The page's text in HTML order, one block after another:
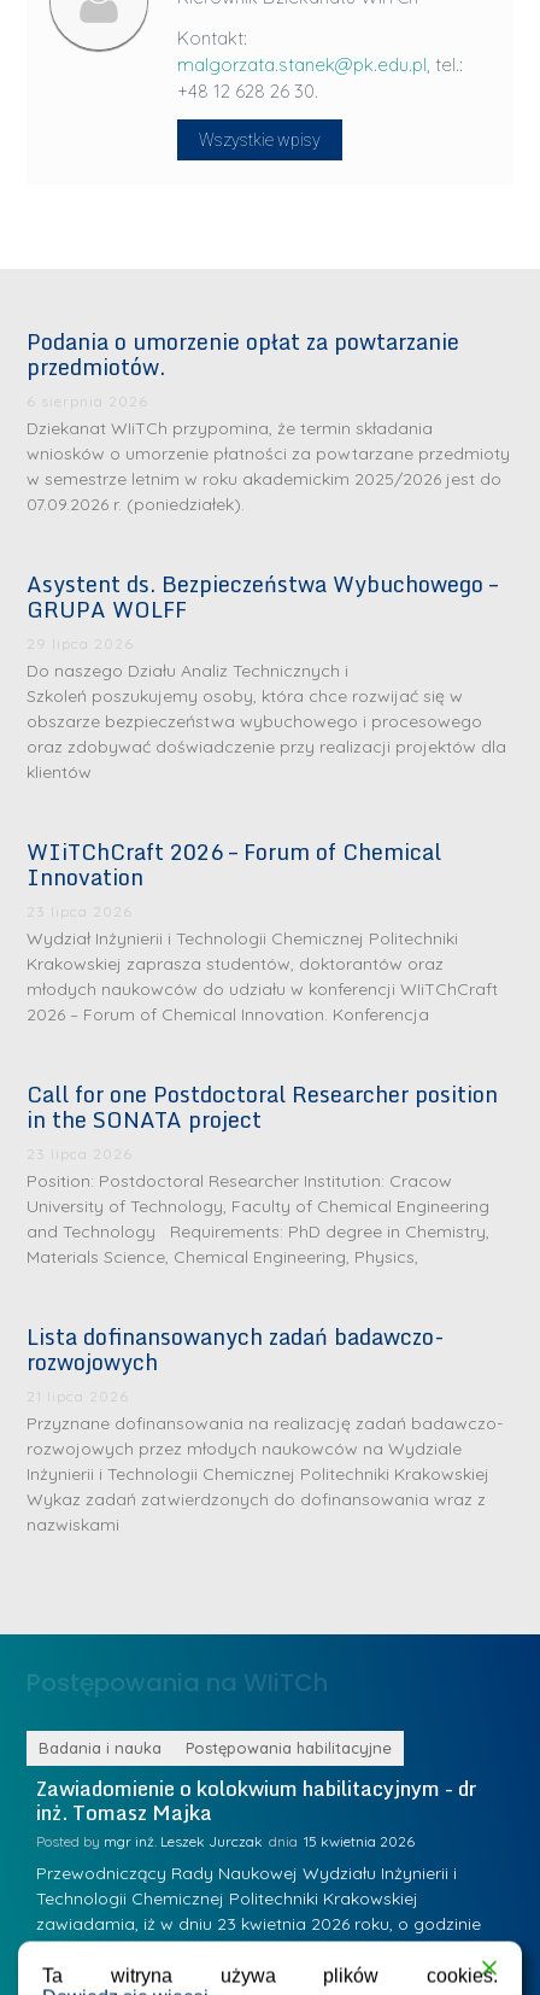
Kontakt:
malgorzata.stanek@pk.edu.pl, tel.:
+48 12 628 26 30.
Wszystkie wpisy
Podania o umorzenie opłat za powtarzanie
przedmiotów.
6 sierpnia 2026
Dziekanat WIiTCh przypomina, że termin składania
wniosków o umorzenie płatności za powtarzane przedmioty
w semestrze letnim w roku akademickim 2025/2026 jest do
07.09.2026 r. (poniedziałek).
Asystent ds. Bezpieczeństwa Wybuchowego –
GRUPA WOLFF
29 lipca 2026
Do naszego Działu Analiz Technicznych i
Szkoleń poszukujemy osoby, która chce rozwijać się w
obszarze bezpieczeństwa wybuchowego i procesowego
oraz zdobywać doświadczenie przy realizacji projektów dla
klientów
WIiTChCraft 2026 – Forum of Chemical
Innovation
23 lipca 2026
Wydział Inżynierii i Technologii Chemicznej Politechniki
Krakowskiej zaprasza studentów, doktorantów oraz
młodych naukowców do udziału w konferencji WIiTChCraft
2026 – Forum of Chemical Innovation. Konferencja
Call for one Postdoctoral Researcher position
in the SONATA project
23 lipca 2026
Position: Postdoctoral Researcher Institution: Cracow
University of Technology, Faculty of Chemical Engineering
and Technology Requirements: PhD degree in Chemistry,
Materials Science, Chemical Engineering, Physics,
Lista dofinansowanych zadań badawczo-
rozwojowych
21 lipca 2026
Przyznane dofinansowania na realizację zadań badawczo-
rozwojowych przez młodych naukowców na Wydziale
Inżynierii i Technologii Chemicznej Politechniki Krakowskiej
Wykaz zadań zatwierdzonych do dofinansowania wraz z
nazwiskami
Postępowania na WIiTCh
Badania i nauka Postępowania habilitacyjne
Zawiadomienie o kolokwium habilitacyjnym - dr
inż. Tomasz Majka
Posted by mgr inż. Leszek Jurczak 15 kwietnia 2026
Przewodniczący Rady Naukowej Wydziału Inżynierii i
Technologii Chemicznej Politechniki Krakowskiej
zawiadamia, iż w dniu 23 kwietnia 2026 roku, o godzinie
(Kraków, ul. Warszawska 24, bud. W-35) odbędzie się
S
r
e
b
r
n
d
a
e
W
a
r
s
z
a
s
D
ż
M
r
i
K
u
r
a
ń
Ta witryna używa plików cookies.